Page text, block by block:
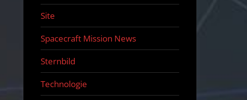
Site
Spacecraft Mission News
Sternbild
Technologie